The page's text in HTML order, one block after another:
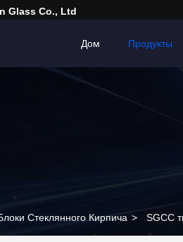
Glass Co., Ltd
Дом Продукты
Стеклянного Кирпича > SGCC